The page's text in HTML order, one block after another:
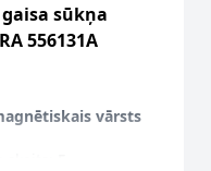
sūkņa
556131A
vārsts